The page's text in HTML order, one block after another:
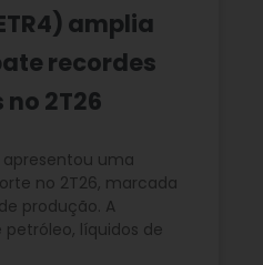
amplia
recordes
2T26
apresentou uma
no 2T26, marcada
produção. A
líquidos de